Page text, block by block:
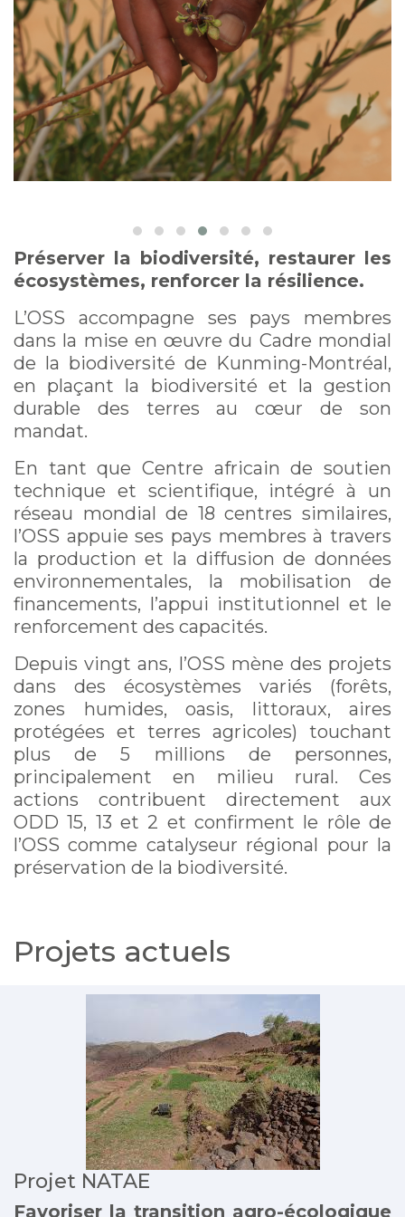
Préserver la biodiversité, restaurer les
écosystèmes, renforcer la résilience.
L’OSS accompagne ses pays membres
dans la mise en œuvre du Cadre mondial
de la biodiversité de Kunming-Montréal,
en plaçant la biodiversité et la gestion
durable des terres au cœur de son
mandat.
En tant que Centre africain de soutien
technique et scientifique, intégré à un
réseau mondial de 18 centres similaires,
l’OSS appuie ses pays membres à travers
la production et la diffusion de données
environnementales, la mobilisation de
financements, l’appui institutionnel et le
renforcement des capacités.
Depuis vingt ans, l’OSS mène des projets
dans des écosystèmes variés (forêts,
zones humides, oasis, littoraux, aires
protégées et terres agricoles) touchant
plus de 5 millions de personnes,
principalement en milieu rural. Ces
actions contribuent directement aux
ODD 15, 13 et 2 et confirment le rôle de
l’OSS comme catalyseur régional pour la
préservation de la biodiversité.
Projets actuels
Projet NATAE
Favoriser la transition agro-écologique